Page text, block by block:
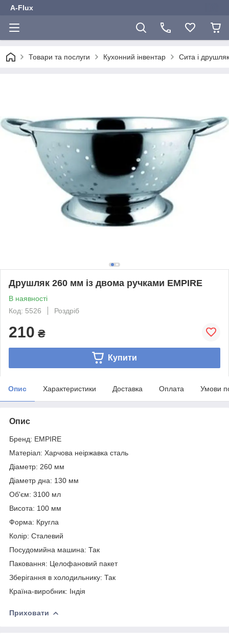
A-Flux
Товари та послуги Кухонний інвентар Сита і
Друшляк 260 мм із двома ручками EMPIRE
В наявності
Код: 5526
Роздріб
210 ₴
Купити
Опис Характеристики Доставка Оплата Умови
Опис
Бренд: EMPIRE
Матеріал: Харчова неіржавка сталь
Діаметр: 260 мм
Діаметр дна: 130 мм
Об'єм: 3100 мл
Висота: 100 мм
Форма: Кругла
Колір: Сталевий
Посудомийна машина: Так
Паковання: Целофановий пакет
Зберігання в холодильнику: Так
Країна-виробник: Індія
Приховати